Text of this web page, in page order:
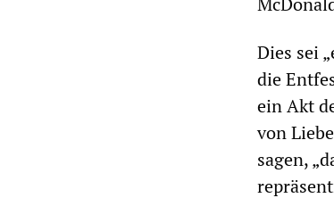
Dies sei
die
ein Akt
von
sagen,